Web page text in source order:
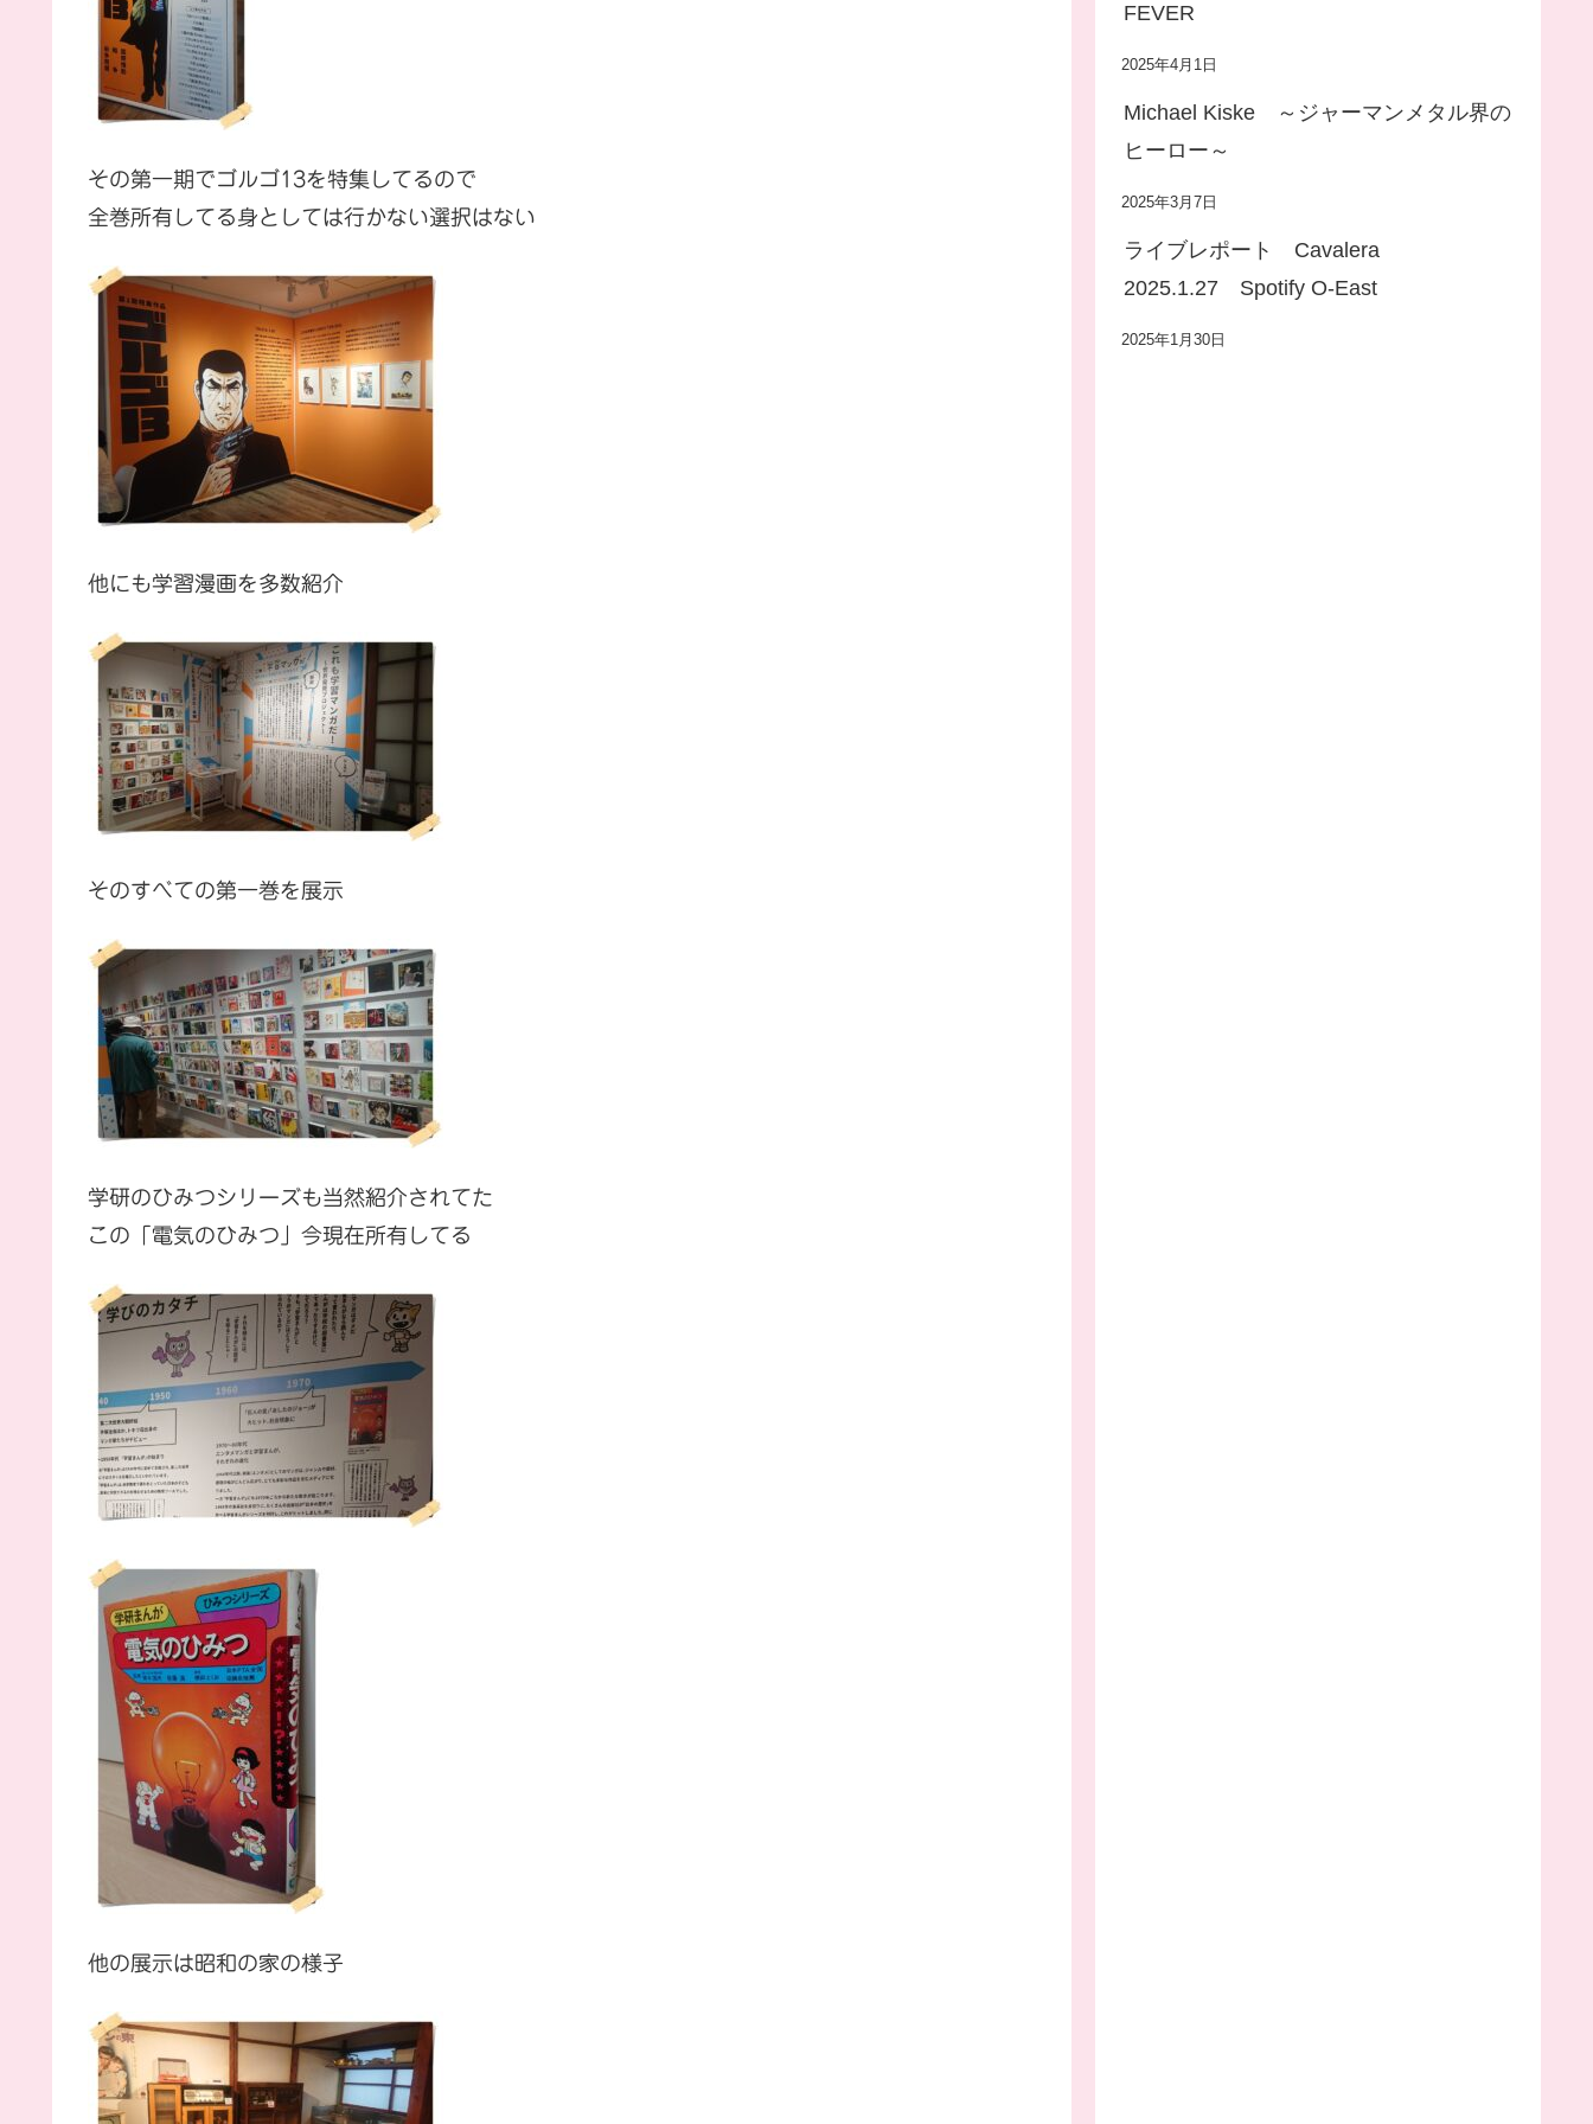
その第一期でゴルゴ13を特集してるので
全巻所有してる身としては行かない選択はない
他にも学習漫画を多数紹介
そのすべての第一巻を展示
学研のひみつシリーズも当然紹介されてた
この「電気のひみつ」今現在所有してる
他の展示は昭和の家の様子
FEVER
2025年4月1日
Michael Kiske ～ジャーマンメタル界の
ヒーロー～
2025年3月7日
ライブレポート Cavalera
2025.1.27 Spotify O-East
2025年1月30日